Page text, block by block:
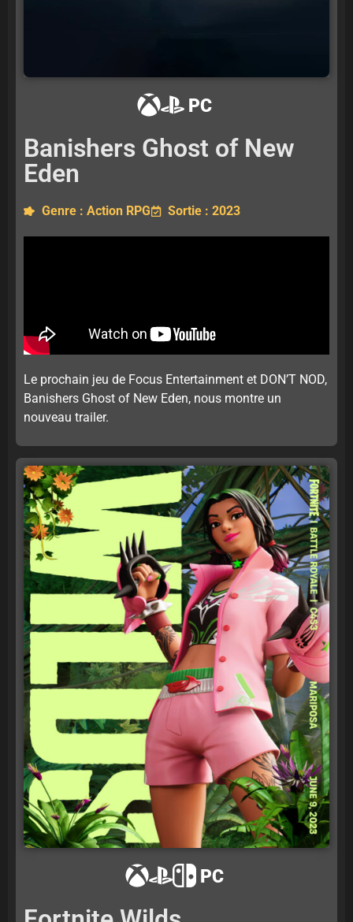
PC
Banishers Ghost of New
Eden
Genre : Action RPG Sortie : 2023
Le prochain jeu de Focus Entertainment et DON’T NOD,
Banishers Ghost of New Eden, nous montre un
nouveau trailer.
PC